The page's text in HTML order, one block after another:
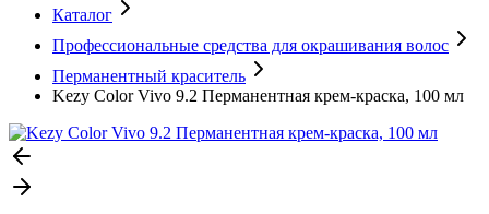
Каталог
Профессиональные средства для окрашивания волос
Перманентный краситель
Kezy Color Vivo 9.2 Перманентная крем-краска, 100 мл